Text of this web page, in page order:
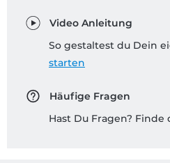
Video Anleitung
So gestaltest du Dein
starten
Häufige Fragen
Hast Du Fragen?